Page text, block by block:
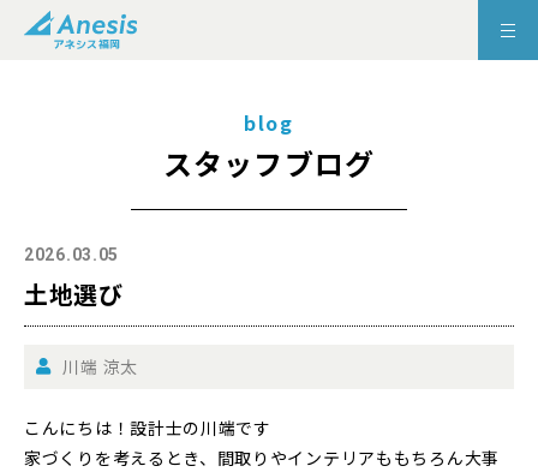
blog
スタッフブログ
2026.03.05
土地選び
川端 涼太
こんにちは！設計士の川端です
家づくりを考えるとき、間取りやインテリアももちろん大事